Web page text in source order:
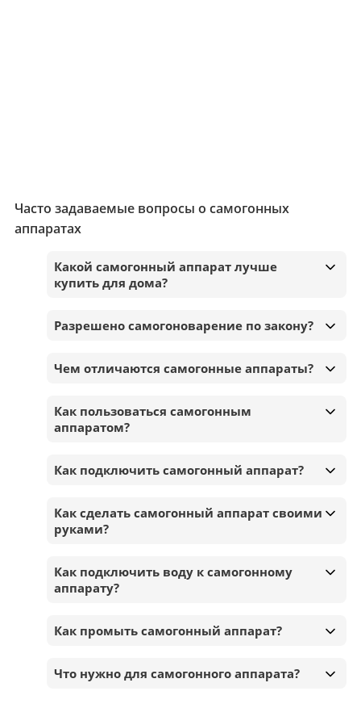
Часто задаваемые вопросы о самогонных
аппаратах
Какой самогонный аппарат лучше
купить для дома?
Разрешено самогоноварение по закону?
Чем отличаются самогонные аппараты?
Как пользоваться самогонным
аппаратом?
Как подключить самогонный аппарат?
Как сделать самогонный аппарат своими
руками?
Как подключить воду к самогонному
аппарату?
Как промыть самогонный аппарат?
Что нужно для самогонного аппарата?